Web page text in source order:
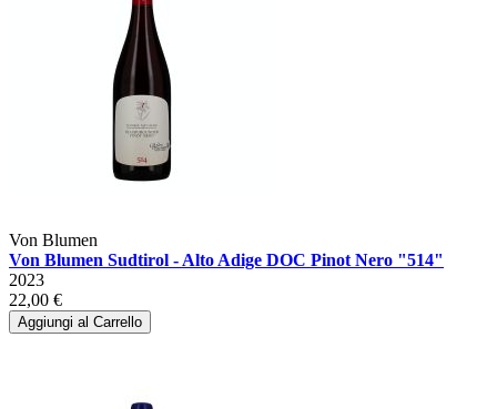
Von Blumen
Von Blumen Sudtirol - Alto Adige DOC Pinot Nero "514"
2023
22,00 €
Aggiungi al Carrello